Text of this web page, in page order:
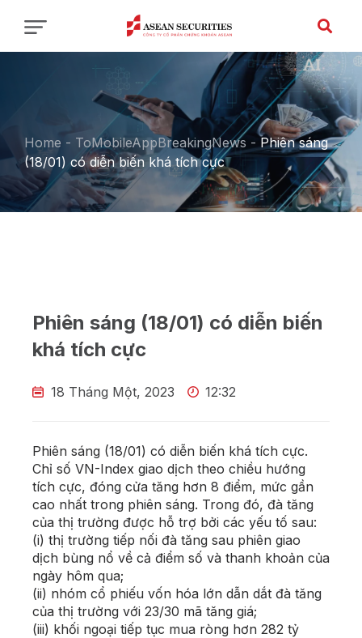
Home - ToMobileAppBreakingNews - Phiên sáng
(18/01) có diễn biến khá tích cực
Phiên sáng (18/01) có diễn biến
khá tích cực
18 Tháng Một, 2023 12:32
Phiên sáng (18/01) có diễn biến khá tích cực.
Chỉ số VN-Index giao dịch theo chiều hướng
tích cực, đóng cửa tăng hơn 8 điểm, mức gần
cao nhất trong phiên sáng. Trong đó, đà tăng
của thị trường được hỗ trợ bởi các yếu tố sau:
(i) thị trường tiếp nối đà tăng sau phiên giao
dịch bùng nổ về cả điểm số và thanh khoản của
ngày hôm qua;
(ii) nhóm cổ phiếu vốn hóa lớn dẫn dắt đà tăng
của thị trường với 23/30 mã tăng giá;
(iii) khối ngoại tiếp tục mua ròng hơn 282 tỷ